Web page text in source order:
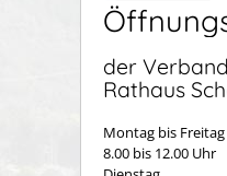
der
Rathaus
Montag bis Freitag
8.00 bis 12.00 Uhr